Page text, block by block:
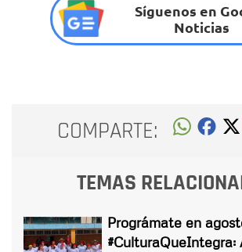
Síguenos en
Noticias
COMPARTE:
TEMAS
Prográmate en
#CulturaQueIntegra: